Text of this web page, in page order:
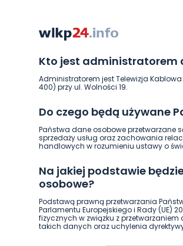
Kto jest administratorem
Administratorem jest Telewizja
400) przy ul. Wolności 19.
Do czego będą używane
Państwa dane osobowe przetwarzane
sprzedaży usług oraz zachowania
handlowych w rozumieniu ustawy o
Na jakiej podstawie
osobowe?
Podstawą prawną przetwarzania
Parlamentu Europejskiego i Rady (UE)
fizycznych w związku z
takich danych oraz uchylenia
Rabczyna ludzie jak wy możecie żyć w
przejeżdżam tam tędy często i capi tak że
dni ja nie wiem jak można żyć w smrodzie